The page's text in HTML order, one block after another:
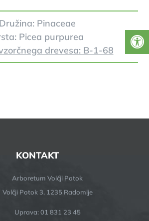
Družina: Pinaceae
Picea purpurea
drevesa: B-1-68
KONTAKT
Arboretum Volčji Potok
Volčji Potok 3, 1235 Radomlje
Uprava: 01 831 23 45